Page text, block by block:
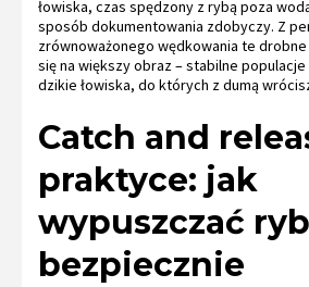
łowiska, czas spędzony z rybą poza
sposób dokumentowania zdobyczy. Z
zrównoważonego wędkowania te drobne
się na większy obraz – stabilne
dzikie łowiska, do których z dumą
Catch and
praktyce: jak
wypuszczać
bezpiecznie